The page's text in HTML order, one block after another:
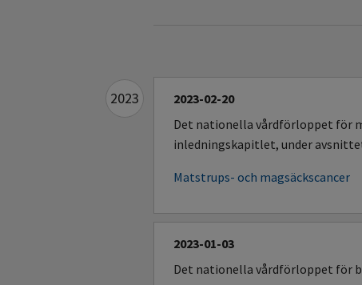
2023
2023-02-20
Det nationella vårdförloppet för
inledningskapitlet, under
Matstrups- och magsäckscancer
2023-01-03
Det nationella vårdförloppet för